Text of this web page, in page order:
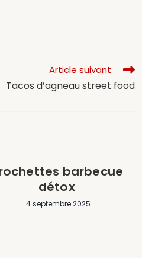
Article suivant
Tacos d’agneau street food
barbecue
détox
4 septembre 2025